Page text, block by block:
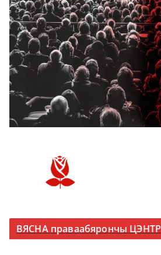
ВЯСНА праваабярончы ЦЭНТР